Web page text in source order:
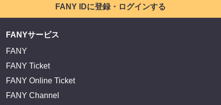
FANY IDに登録・ログインする
FANYサービス
FANY
FANY Ticket
FANY Online Ticket
FANY Channel